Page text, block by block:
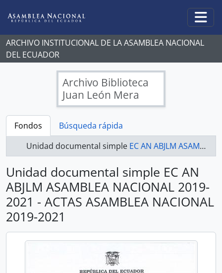
ARCHIVO INSTITUCIONAL DE LA ASAMBLEA NACIONAL
DEL ECUADOR
Archivo Biblioteca
Juan León Mera
Fondos
Búsqueda rápida
Unidad documental simple EC AN ABJLM ASAMBLEA NACIONAL 2019-2021 - ACTAS ASAMBLEA NACIONAL 2019-2021
Unidad documental simple EC AN
ABJLM ASAMBLEA NACIONAL 2019-
2021 - ACTAS ASAMBLEA NACIONAL
2019-2021